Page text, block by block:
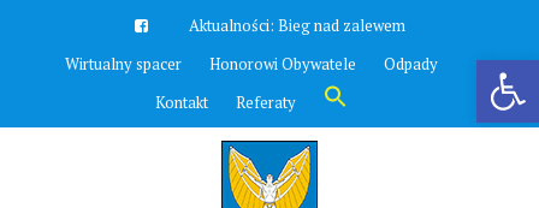
Otwórz pasek narzędzi
Aktualności: Bieg nad zalewem
Wirtualny spacer
Honorowi Obywatele
Odpady
Kontakt
Referaty Search
for:
Search Button